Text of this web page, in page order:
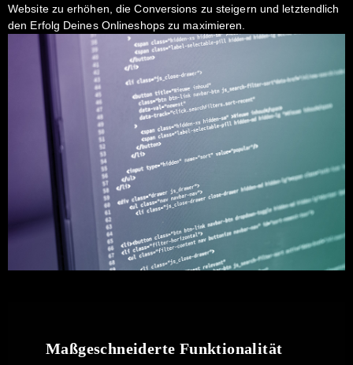
Website zu erhöhen, die Conversions zu steigern und letztendlich
den Erfolg Deines Onlineshops zu maximieren.
Maßgeschneiderte Funktionalität